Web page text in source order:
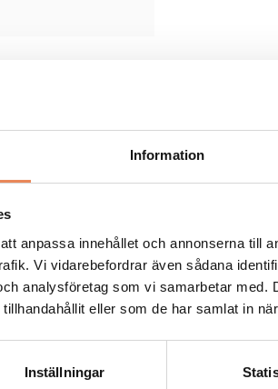
Information
anpassa innehållet och annonserna till
Vi vidarebefordrar även sådana
analysföretag som vi samarbetar med.
eller som de har samlat in
Inställningar
konditori i